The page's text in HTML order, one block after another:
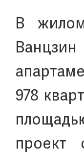
В
978
проект